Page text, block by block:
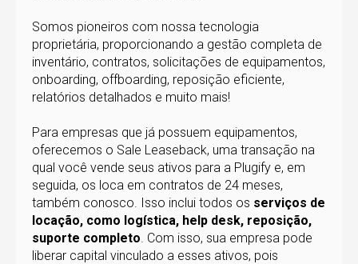
Somos pioneiros com nossa tecnologia
proprietária, proporcionando a gestão completa de
inventário, contratos, solicitações de equipamentos,
onboarding, offboarding, reposição eficiente,
relatórios detalhados e muito mais!
Para empresas que já possuem equipamentos,
oferecemos o Sale Leaseback, uma transação na
qual você vende seus ativos para a Plugify e, em
seguida, os loca em contratos de 24 meses,
também conosco. Isso inclui todos os serviços de
locação, como logística, help desk, reposição,
suporte completo. Com isso, sua empresa pode
liberar capital vinculado a esses ativos, pois